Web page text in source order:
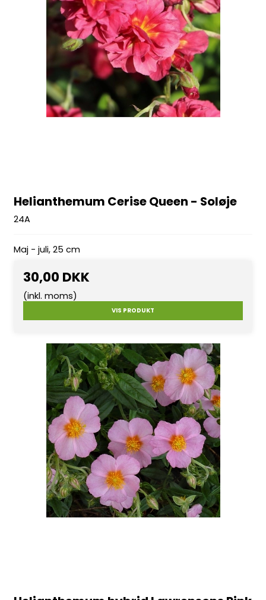
Helianthemum Cerise Queen - Soløje
24A
Maj - juli, 25 cm
30,00 DKK
(inkl. moms)
VIS PRODUKT